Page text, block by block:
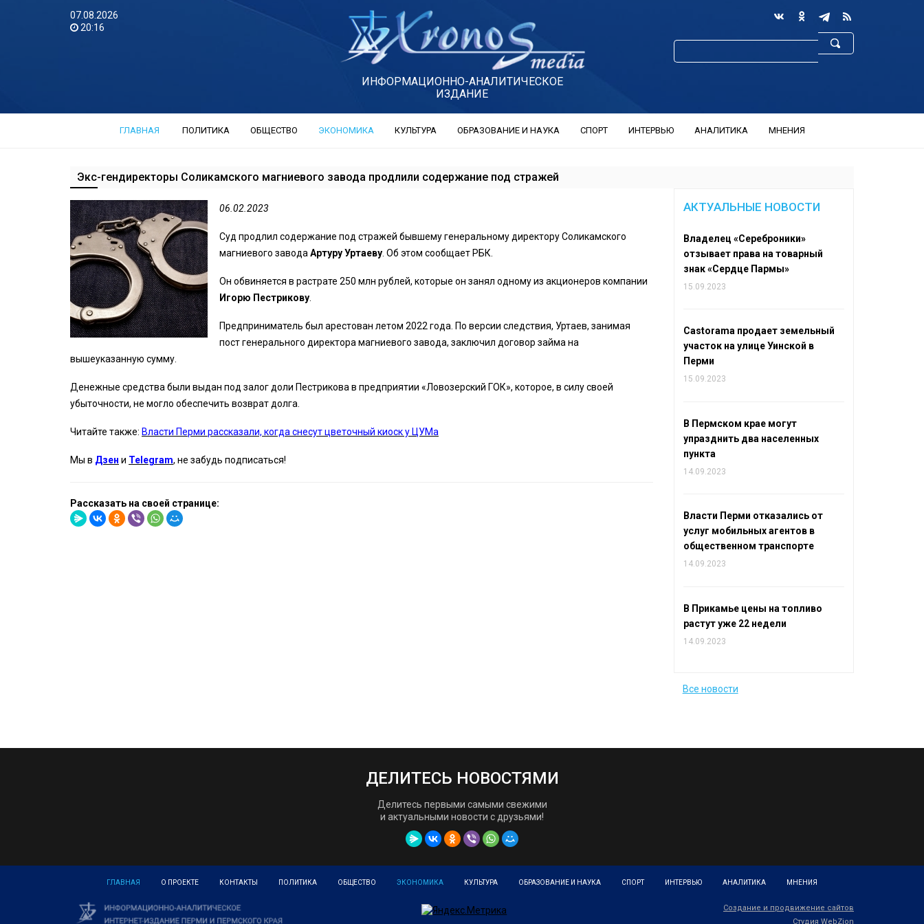
07.08.2026
20:16
ИНФОРМАЦИОННО-АНАЛИТИЧЕСКОЕ
ИЗДАНИЕ
ГЛАВНАЯ ПОЛИТИКА ОБЩЕСТВО ЭКОНОМИКА КУЛЬТУРА ОБРАЗОВАНИЕ И НАУКА СПОРТ ИНТЕРВЬЮ АНАЛИТИКА МНЕНИЯ
Экс-гендиректоры Соликамского магниевого завода продлили содержание под стражей
06.02.2023
Суд продлил содержание под стражей бывшему генеральному директору Соликамского
магниевого заводаАртуру Уртаеву. Об этом сообщает РБК.
Он обвиняется в растрате 250 млн рублей, которые он занял одному из акционеров компании
Игорю Пестрикову.
Предприниматель был арестован летом 2022 года. По версии следствия, Уртаев, занимая
пост генерального директора магниевого завода, заключил договор займа на
вышеуказанную сумму.
Денежные средства были выдан под залог доли Пестрикова в предприятии «Ловозерский ГОК», которое, в силу своей
убыточности, не могло обеспечить возврат долга.
Читайте также: Власти Перми рассказали, когда снесут цветочный киоск у ЦУМа
Мы в Дзен и Telegram, не забудь подписаться!
Рассказать на своей странице:
АКТУАЛЬНЫЕ НОВОСТИ
Владелец «Сереброники»
отзывает права на товарный
знак «Сердце Пармы»
15.09.2023
Castorama продает земельный
участок на улице Уинской в
Перми
15.09.2023
В Пермском крае могут
упразднить два населенных
пункта
14.09.2023
Власти Перми отказались от
услуг мобильных агентов в
общественном транспорте
14.09.2023
В Прикамье цены на топливо
растут уже 22 недели
14.09.2023
Все новости
ДЕЛИТЕСЬ НОВОСТЯМИ
Делитесь первыми самыми свежими
и актуальными новости с друзьями!
ГЛАВНАЯ О ПРОЕКТЕ КОНТАКТЫ ПОЛИТИКА ОБЩЕСТВО ЭКОНОМИКА КУЛЬТУРА ОБРАЗОВАНИЕ И НАУКА СПОРТ ИНТЕРВЬЮ АНАЛИТИКА МНЕНИЯ
Создание и продвижение сайтов
Студия WebZion